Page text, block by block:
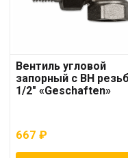
Вентиль угловой
запорный с ВН
1/2″ «Geschaften»
667 ₽